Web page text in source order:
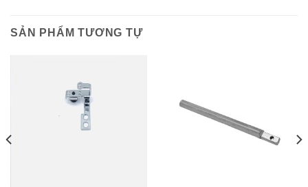
SẢN PHẨM TƯƠNG TỰ